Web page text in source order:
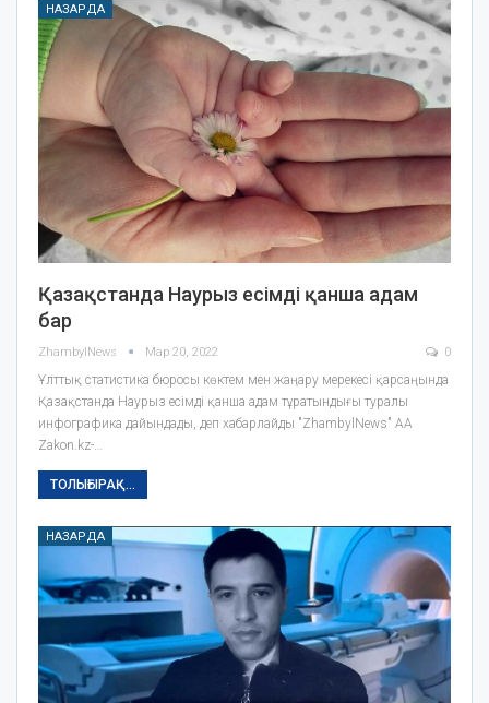
НАЗАРДА
Қазақстанда Наурыз есімді қанша адам
бар
ZhambylNews Мар 20, 2022 0
Ұлттық статистика бюросы көктем мен жаңару мерекесі қарсаңында
Қазақстанда Наурыз есімді қанша адам тұратындығы туралы
инфографика дайындады, деп хабарлайды "ZhambylNews" АА
Zakon.kz-…
ТОЛЫҒЫРАҚ...
НАЗАРДА